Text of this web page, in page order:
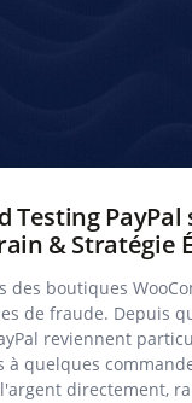
Testing PayPal
& Stratégie
des boutiques
de fraude. Depuis
reviennent
à quelques
directement,